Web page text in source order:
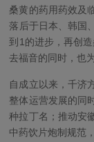
桑黄的药用药效及
落后于日本、韩国
到1的进步，再创
去福音的同时，也
自成立以来，千济
整体运营发展的同
种拉丁名；推动安
中药饮片炮制规范